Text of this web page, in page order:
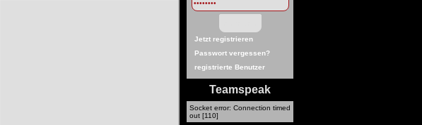
Jetzt registrieren
Passwort vergessen?
registrierte Benutzer
Teamspeak
Socket error: Connection timed
out [110]